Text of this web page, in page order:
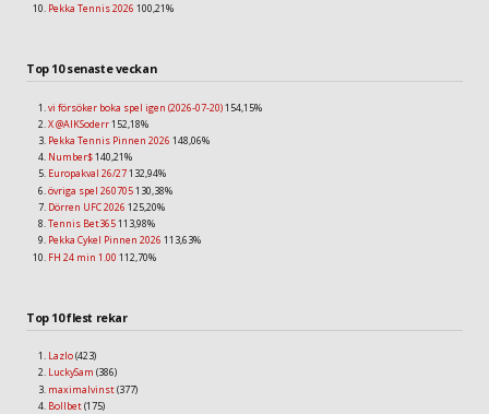
Pekka Tennis 2026 100,21%
Top 10 senaste veckan
vi försöker boka spel igen (2026-07-20)154,15%
X @AIKSoderr152,18%
Pekka Tennis Pinnen 2026 148,06%
Number$140,21%
Europakval 26/27132,94%
övriga spel 260705130,38%
Dörren UFC 2026 125,20%
Tennis Bet365113,98%
Pekka Cykel Pinnen 2026 113,63%
FH 24 min 1.00 112,70%
Top 10 flest rekar
Lazlo(423)
LuckySam (386)
maximalvinst(377)
Bollbet(175)